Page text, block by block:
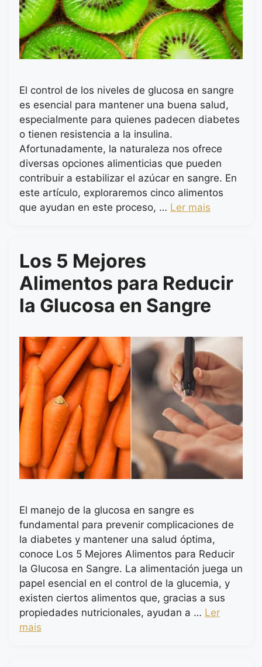
El control de los niveles de glucosa en sangre
es esencial para mantener una buena salud,
especialmente para quienes padecen diabetes
o tienen resistencia a la insulina.
Afortunadamente, la naturaleza nos ofrece
diversas opciones alimenticias que pueden
contribuir a estabilizar el azúcar en sangre. En
este artículo, exploraremos cinco alimentos
que ayudan en este proceso, … Ler mais
Los 5 Mejores
Alimentos para Reducir
la Glucosa en Sangre
El manejo de la glucosa en sangre es
fundamental para prevenir complicaciones de
la diabetes y mantener una salud óptima,
conoce Los 5 Mejores Alimentos para Reducir
la Glucosa en Sangre. La alimentación juega un
papel esencial en el control de la glucemia, y
existen ciertos alimentos que, gracias a sus
propiedades nutricionales, ayudan a … Ler
mais